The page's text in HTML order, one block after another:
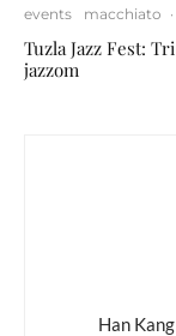
events macchiato ·
Tuzla Jazz Fest:
jazzom
Han